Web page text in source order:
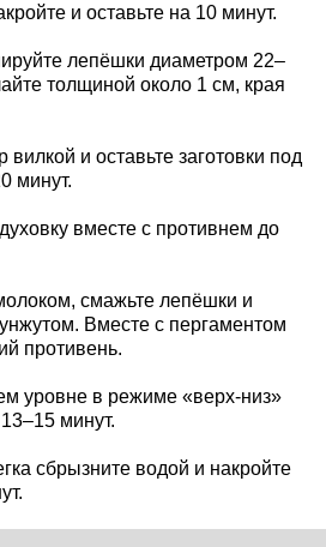
и оставьте на 10 минут.
лепёшки диаметром 22–
толщиной около 1 см, края
вилкой и оставьте заготовки под
минут.
вместе с противнем до
смажьте лепёшки и
Вместе с пергаментом
противень.
уровне в режиме «верх-низ»
минут.
сбрызните водой и накройте